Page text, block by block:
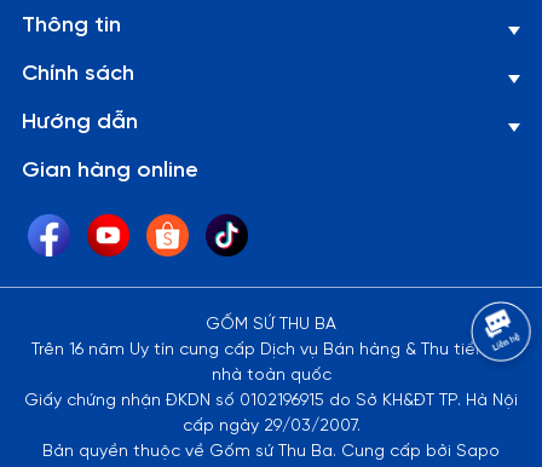
Dĩa oval cạn nhám thuộc dòng sản phẩm J&K.
Sản phẩm có bề mặt nhám, hạn chế trầy xước. Phục vụ các
Thông tin
Chính sách
Hướng dẫn
Gian hàng online
GỐM SỨ THU BA
Trên 16 năm Uy tín cung cấp Dịch vụ Bán hàng & Thu tiền tại
nhà toàn quốc
Giấy chứng nhận ĐKDN số 0102196915 do Sở KH&ĐT TP. Hà Nội
cấp ngày 29/03/2007.
Bản quyền thuộc về Gốm sứ Thu Ba. Cung cấp bởi Sapo